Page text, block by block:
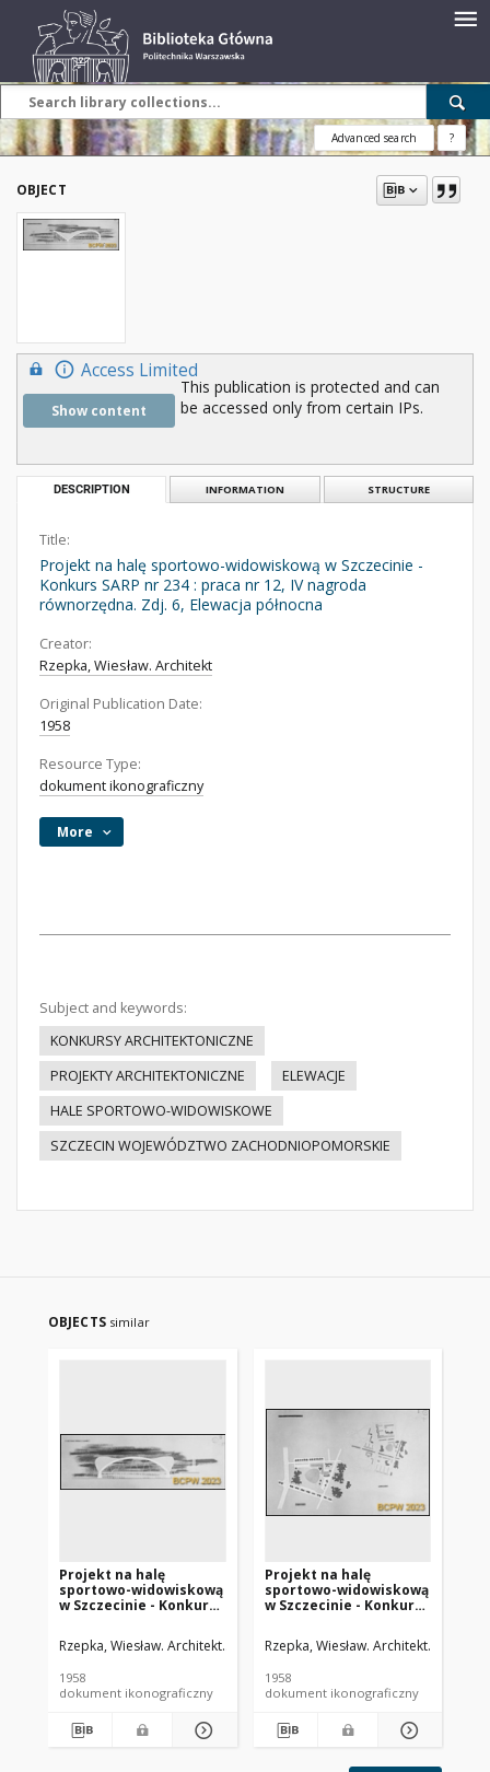
Advanced search ?
OBJECT
Access Limited
Show content
This publication is protected and can
be accessed only from certain IPs.
DESCRIPTION INFORMATION STRUCTURE
Title:
Projekt na halę sportowo-widowiskową w Szczecinie -
Konkurs SARP nr 234 : praca nr 12, IV nagroda
równorzędna. Zdj. 6, Elewacja północna
Creator:
Rzepka, Wiesław. Architekt
Original Publication Date:
1958
Resource Type:
dokument ikonograficzny
More
Subject and keywords:
KONKURSY ARCHITEKTONICZNE
PROJEKTY ARCHITEKTONICZNE
ELEWACJE
HALE SPORTOWO-WIDOWISKOWE
SZCZECIN WOJEWÓDZTWO ZACHODNIOPOMORSKIE
OBJECTS similar
Projekt na halę
sportowo-widowiskową
w Szczecinie - Konkurs
12, IV nagroda
równorzędna. Zdj. 7,
Rzepka, Wiesław. Architekt Krawczyk, Adam (1930-1974). Architekt
1958
dokument ikonograficzny
Projekt na halę
sportowo-widowiskową
w Szczecinie - Konkurs
12, IV nagroda
równorzędna. Zdj. 1,
Rzepka, Wiesław. Architekt
1958
dokument ikonograficzny